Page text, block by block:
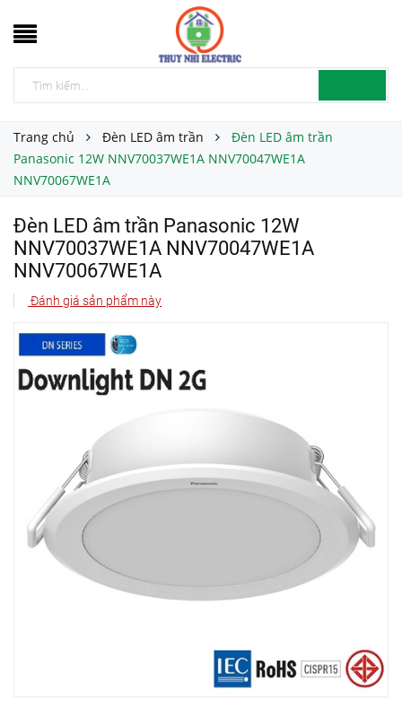
Trang chủ Đèn LED âm trần
Đèn LED âm trần
Panasonic 12W NNV70037WE1A NNV70047WE1A
NNV70067WE1A
Đèn LED âm trần Panasonic 12W
NNV70037WE1A NNV70047WE1A
NNV70067WE1A
Đánh giá sản phẩm này